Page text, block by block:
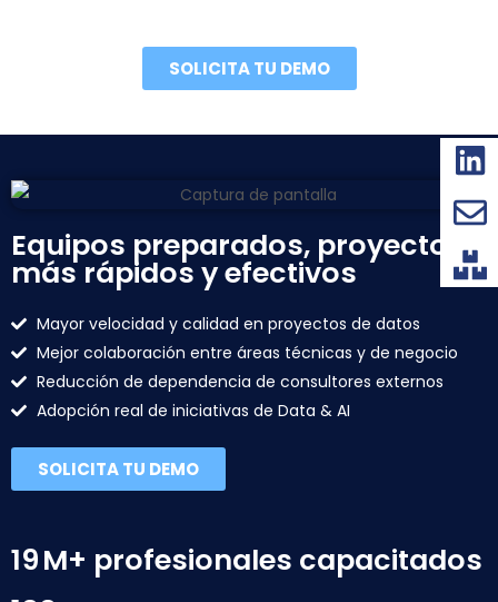
SOLICITA TU DEMO
Equipos preparados, proyectos
más rápidos y efectivos
Mayor velocidad y calidad en proyectos de datos
Mejor colaboración entre áreas técnicas y de negocio
Reducción de dependencia de consultores externos
Adopción real de iniciativas de Data & AI
SOLICITA TU DEMO
19 M+ profesionales capacitados